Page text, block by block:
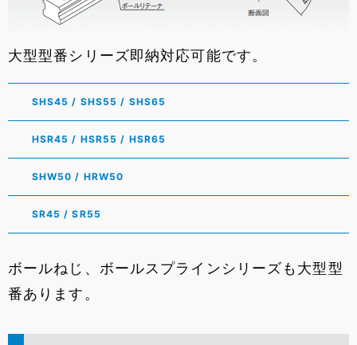
大型型番シリーズ即納対応可能です。
SHS45 / SHS55 / SHS65
HSR45 / HSR55 / HSR65
SHW50 / HRW50
SR45 / SR55
ボールねじ、ボールスプラインシリーズも大型型
番あります。